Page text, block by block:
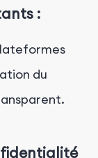
:
du